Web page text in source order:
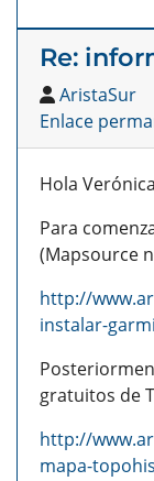
Re:
AristaSur
Enlace
Hola
Para
(Mapsource
http://
instalar-
gratuitos de
http://
mapa-